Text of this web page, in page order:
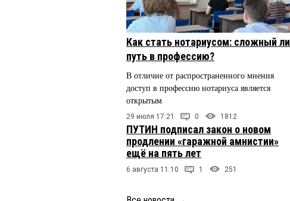
Как стать нотариусом: сложный ли
путь в профессию?
В отличие от распространенного мнения
доступ в профессию нотариуса является
открытым
29 июля 17:21 0 1812
ПУТИН подписал закон о новом
продлении «гаражной амнистии»
ещё на пять лет
6 августа 11:10 1 251